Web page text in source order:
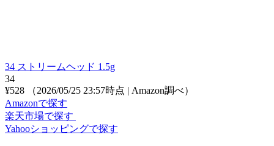
34 ストリームヘッド 1.5g
34
¥528
（2026/05/25 23:57時点 | Amazon調べ）
Amazonで探す
楽天市場で探す
Yahooショッピングで探す